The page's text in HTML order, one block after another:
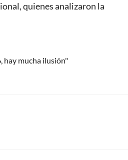
quienes analizaron la
hay mucha ilusión"